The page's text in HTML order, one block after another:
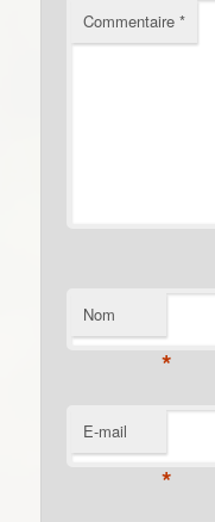
Commentaire*
Nom
*
E-mail
*